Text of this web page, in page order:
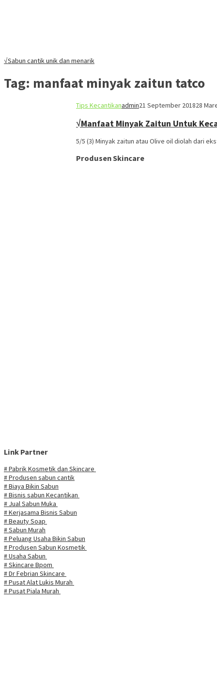
√Sabun cantik unik dan menarik
Tag: manfaat minyak zaitun tatco
Tips Kecantikanadmin21 September 201828
√Manfaat Minyak Zaitun Untuk
5/5 (3) Minyak zaitun atau Olive oil diolah dari
Produsen Skincare
Link Partner
# Pabrik Kosmetik dan Skincare
# Produsen sabun cantik
# Biaya Bikin Sabun
# Bisnis sabun Kecantikan
# Jual Sabun Muka
# Kerjasama Bisnis Sabun
# Beauty Soap
# Sabun Murah
# Peluang Usaha Bikin Sabun
# Produsen Sabun Kosmetik
# Usaha Sabun
# Skincare Bpom
# Dr Febrian Skincare
# Pusat Alat Lukis Murah
# Pusat Piala Murah